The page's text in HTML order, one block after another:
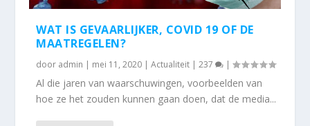
WAT IS GEVAARLIJKER, COVID 19 OF DE
MAATREGELEN?
door admin | mei 11, 2020 |Actualiteit |237 |
Al die jaren van waarschuwingen, voorbeelden van
hoe ze het zouden kunnen gaan doen, dat de media...